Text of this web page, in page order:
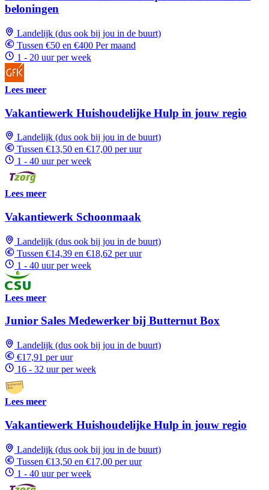
beloningen
Landelijk (dus ook bij jou in de buurt)
Tussen €50 en €400 Per maand
1 - 20 uur per week
Lees meer
Vakantiewerk Huishoudelijke Hulp in jouw regio
Landelijk (dus ook bij jou in de buurt)
Tussen €13,50 en €17,00 per uur
1 - 40 uur per week
Lees meer
Vakantiewerk Schoonmaak
Landelijk (dus ook bij jou in de buurt)
Tussen €14,39 en €18,62 per uur
1 - 40 uur per week
Lees meer
Junior Sales Medewerker bij Butternut Box
Landelijk (dus ook bij jou in de buurt)
€17,91 per uur
16 - 32 uur per week
Lees meer
Vakantiewerk Huishoudelijke Hulp in jouw regio
Landelijk (dus ook bij jou in de buurt)
Tussen €13,50 en €17,00 per uur
1 - 40 uur per week